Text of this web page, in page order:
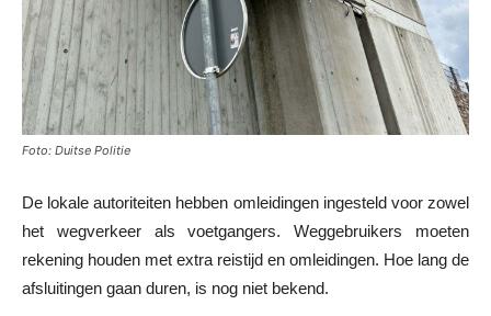
Foto: Duitse Politie
De lokale autoriteiten hebben omleidingen ingesteld voor zowel
het wegverkeer als voetgangers. Weggebruikers moeten
rekening houden met extra reistijd en omleidingen. Hoe lang de
afsluitingen gaan duren, is nog niet bekend.